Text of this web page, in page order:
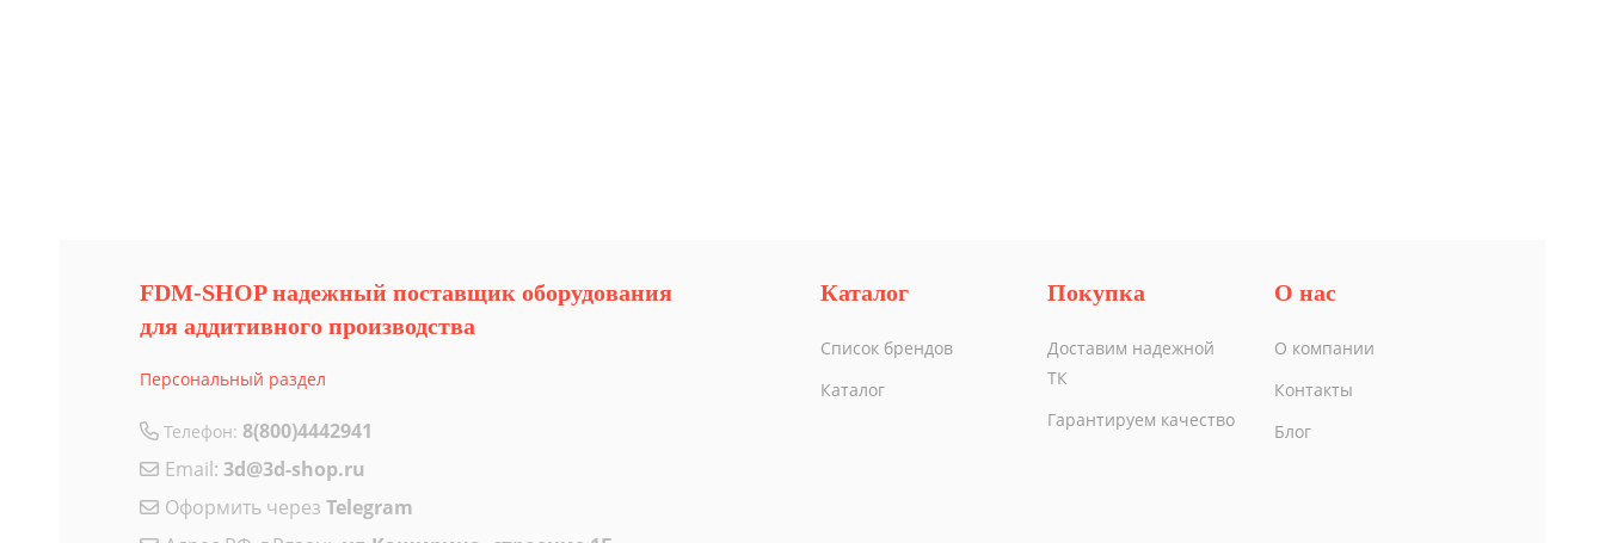
FDM-SHOP надежный поставщик оборудования
для аддитивного производства
Персональный раздел
Телефон: 8(800)4442941
Email: 3d@3d-shop.ru
Оформить через Telegram
Каталог
Список брендов
Каталог
Покупка
Доставим надежной
ТК
Гарантируем качество
О нас
О компании
Контакты
Блог